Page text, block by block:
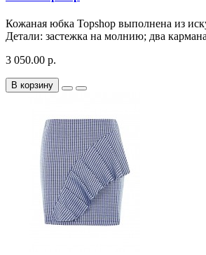
Кожаная юбка Topshop выполнена из
Детали: застежка на молнию; два
3 050.00 р.
В корзину